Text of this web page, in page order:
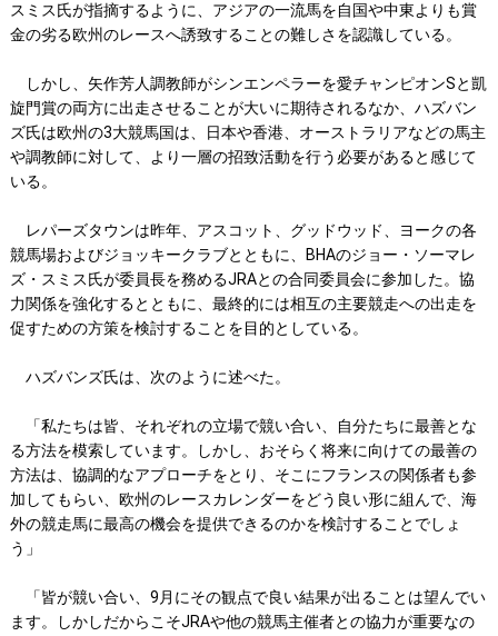
スミス氏が指摘するように、アジアの一流馬を自国や中東よりも賞
金の劣る欧州のレースへ誘致することの難しさを認識している。
しかし、矢作芳人調教師がシンエンペラーを愛チャンピオンSと凱
旋門賞の両方に出走させることが大いに期待されるなか、ハズバン
ズ氏は欧州の3大競馬国は、日本や香港、オーストラリアなどの馬主
や調教師に対して、より一層の招致活動を行う必要があると感じて
いる。
レパーズタウンは昨年、アスコット、グッドウッド、ヨークの各
競馬場およびジョッキークラブとともに、BHAのジョー・ソーマレ
ズ・スミス氏が委員長を務めるJRAとの合同委員会に参加した。協
力関係を強化するとともに、最終的には相互の主要競走への出走を
促すための方策を検討することを目的としている。
ハズバンズ氏は、次のように述べた。
「私たちは皆、それぞれの立場で競い合い、自分たちに最善とな
る方法を模索しています。しかし、おそらく将来に向けての最善の
方法は、協調的なアプローチをとり、そこにフランスの関係者も参
加してもらい、欧州のレースカレンダーをどう良い形に組んで、海
外の競走馬に最高の機会を提供できるのかを検討することでしょ
う」
「皆が競い合い、9月にその観点で良い結果が出ることは望んでい
ます。しかしだからこそJRAや他の競馬主催者との協力が重要なの